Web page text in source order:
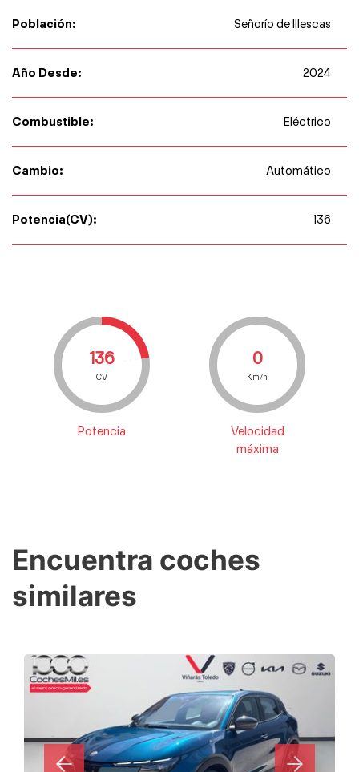
Población: Señorío de Illescas
Año Desde: 2024
Combustible: Eléctrico
Cambio: Automático
Potencia(CV): 136
136
CV
Potencia
0
Km/h
Velocidad
máxima
Encuentra coches
similares